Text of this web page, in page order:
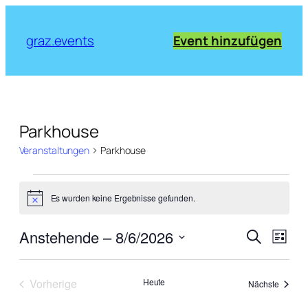
graz.events Event hinzufügen
Parkhouse
Veranstaltungen Parkhouse
Veranstaltungen
Notice Es wurden keine Ergebnisse gefunden.
Suche
und
SucheListe
Anstehende – 8/6/2026
Datum
Vorherige
Heute Nächste